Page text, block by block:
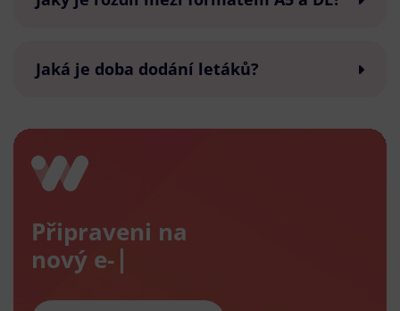
Jaká je doba dodání letáků?
Připraveni na
nový e-shop?